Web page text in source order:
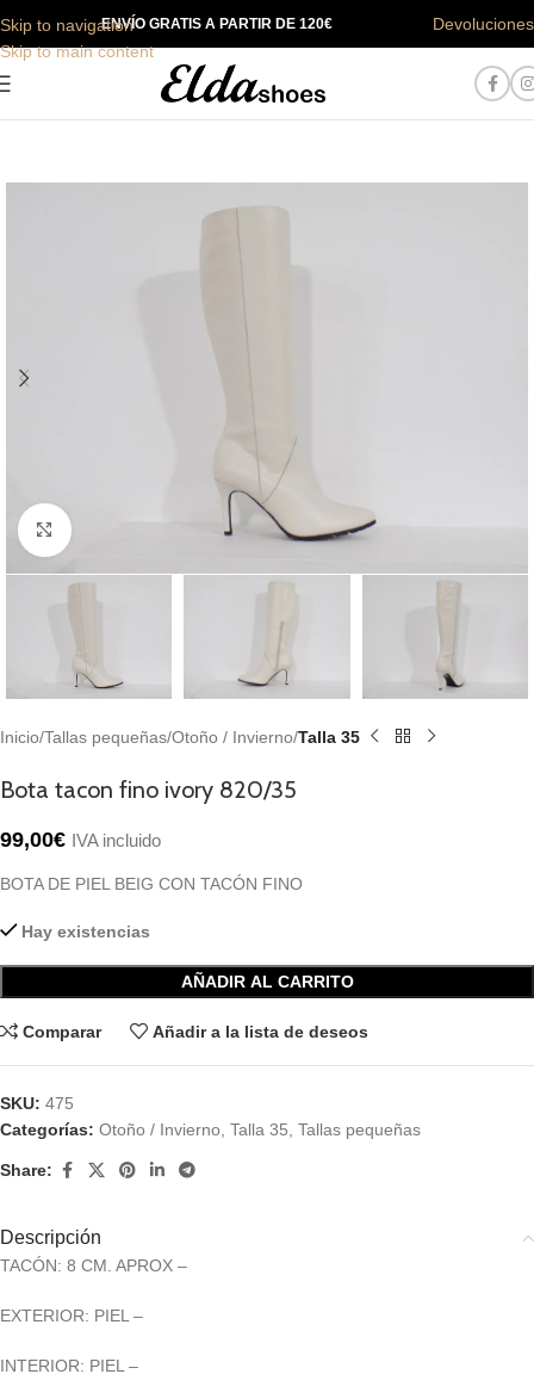
Skip to navigation
Skip to main content
ENVÍO GRATIS A PARTIR DE 120€ Devoluciones
Haga Click para agrandar
Inicio Tallas pequeñas Otoño / Invierno Talla 35
Bota tacon fino ivory 820/35
99,00€ IVA incluido
BOTA DE PIEL BEIG CON TACÓN FINO
Hay existencias
AÑADIR AL CARRITO
Comparar Añadir a la lista de deseos
SKU: 475
Categorías: Otoño / Invierno Talla 35 Tallas pequeñas
Share:
Descripción
TACÓN: 8 CM. APROX –
EXTERIOR: PIEL –
INTERIOR: PIEL –